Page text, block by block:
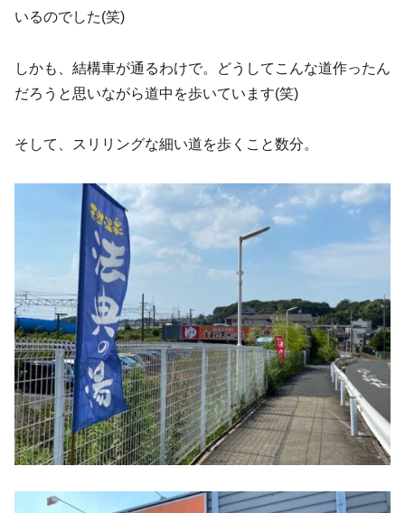
いるのでした(笑)
しかも、結構車が通るわけで。どうしてこんな道作ったん
だろうと思いながら道中を歩いています(笑)
そして、スリリングな細い道を歩くこと数分。